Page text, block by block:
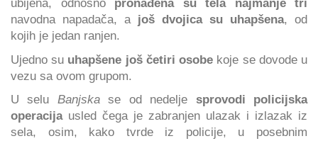
ubijena, odnosnopronađena su tela najmanje tri
navodna napadača, a još dvojica su uhapšena, od
kojih je jedan ranjen.
Ujedno su uhapšene još četiri osobe koje se dovode u
vezu sa ovom grupom.
U selu Banjskase od nedelje sprovodi policijska
operacijausled čega je zabranjen ulazak i izlazak iz
sela, osim, kako tvrde iz policije, u posebnim